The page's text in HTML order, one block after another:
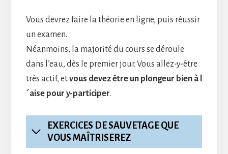
Vous devrez faire la théorie en ligne, puis réussir
un examen.
Néanmoins, la majorité du cours se déroule
dans l’eau, dès le premier jour. Vous allez-y-être
très actif, etvous devez être un plongeur bien à l
´aise pour y-participer.
EXERCICES DE SAUVETAGE QUE
VOUS MAÎTRISEREZ